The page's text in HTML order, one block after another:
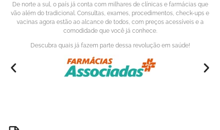
De norte a sul, o país já conta com milhares de clínicas e farmácias que
vão além do tradicional. Consultas, exames, procedimentos, check-ups e
vacinas agora estão ao alcance de todos, com preços acessíveis e a
comodidade que você já conhece.
Descubra quais já fazem parte dessa revolução em saúde!